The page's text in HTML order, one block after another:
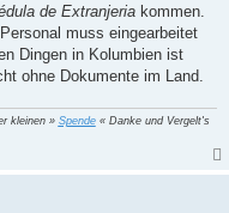
de Extranjeria kommen.
muss eingearbeitet
Dingen in Kolumbien ist
ohne Dokumente im Land.
kleinen » Spende« Danke und Vergelt's